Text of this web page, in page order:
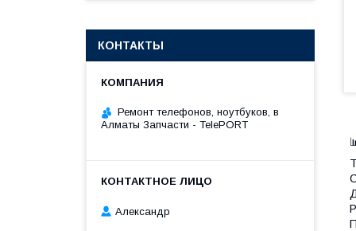
КОНТАКТЫ
Ремонт телефонов, ноутбуков, в
Алматы Запчасти - TelePORT
Александр